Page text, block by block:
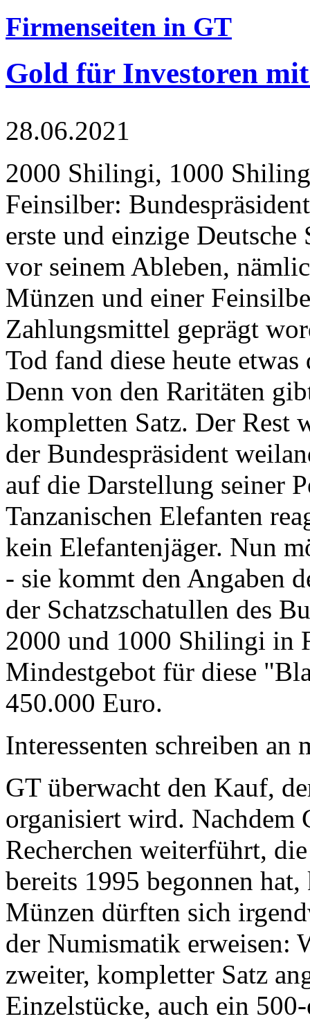
Firmenseiten in GT
Gold für Investoren
28.06.2021
2000 Shilingi, 1000
Feinsilber:
erste und einzige Deutsche
vor seinem Ableben,
Münzen und einer
Zahlungsmittel geprägt
Tod fand diese heute
Denn von den Raritäten
kompletten Satz. Der Rest
der Bundespräsident
auf die Darstellung seiner
Tanzanischen Elefanten
kein Elefantenjäger. Nun
- sie kommt den Angaben
der Schatzschatullen des
2000 und 1000 Shilingi in
Mindestgebot für diese
450.000 Euro.
Interessenten schreiben
GT überwacht den Kauf,
organisiert wird. Nachdem
Recherchen weiterführt,
bereits 1995 begonnen
Münzen dürften sich
der Numismatik erweisen:
zweiter, kompletter Satz
Einzelstücke, auch ein